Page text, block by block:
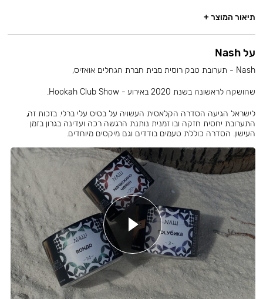
תיאור המוצר +
על Nash
Nash - תערובת טבק רוסית מבית חברת הגחלים אואזיס,
שהושקה לראשונה בשנת 2020 באירוע - Hookah Club Show.
לישראל הגיעה הסדרה הקלאסית העשויה על בסיס עלי ברלי. בזכות זה,
התערובת יחסית חזקה ובו זמנית נותנת הרגשה רכה ועדינה בגרון בזמן
העישון. הסדרה כוללת טעמים בודדים וגם מיקסים מיוחדים.